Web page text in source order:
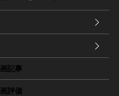
記事
評価